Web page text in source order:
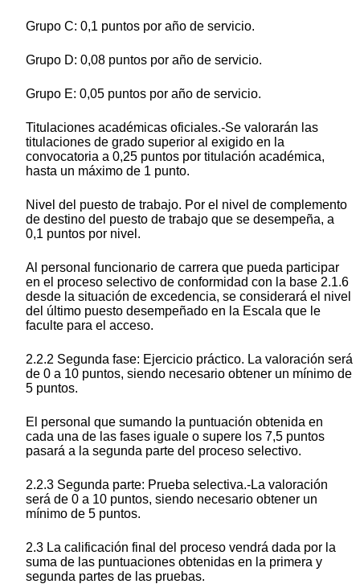
Grupo C: 0,1 puntos por año de servicio.
Grupo D: 0,08 puntos por año de servicio.
Grupo E: 0,05 puntos por año de servicio.
Titulaciones académicas oficiales.-Se valorarán las
titulaciones de grado superior al exigido en la
convocatoria a 0,25 puntos por titulación académica,
hasta un máximo de 1 punto.
Nivel del puesto de trabajo. Por el nivel de complemento
de destino del puesto de trabajo que se desempeña, a
0,1 puntos por nivel.
Al personal funcionario de carrera que pueda participar
en el proceso selectivo de conformidad con la base 2.1.6
desde la situación de excedencia, se considerará el nivel
del último puesto desempeñado en la Escala que le
faculte para el acceso.
2.2.2 Segunda fase: Ejercicio práctico. La valoración será
de 0 a 10 puntos, siendo necesario obtener un mínimo de
5 puntos.
El personal que sumando la puntuación obtenida en
cada una de las fases iguale o supere los 7,5 puntos
pasará a la segunda parte del proceso selectivo.
2.2.3 Segunda parte: Prueba selectiva.-La valoración
será de 0 a 10 puntos, siendo necesario obtener un
mínimo de 5 puntos.
2.3 La calificación final del proceso vendrá dada por la
suma de las puntuaciones obtenidas en la primera y
segunda partes de las pruebas.